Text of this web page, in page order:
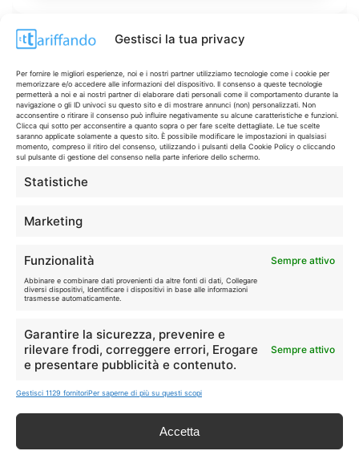
Gestisci la tua privacy
Per fornire le migliori esperienze, noi e i nostri partner utilizziamo tecnologie come i cookie per
memorizzare e/o accedere alle informazioni del dispositivo. Il consenso a queste tecnologie
permetterà a noi e ai nostri partner di elaborare dati personali come il comportamento durante la
navigazione o gli ID univoci su questo sito e di mostrare annunci (non) personalizzati. Non
acconsentire o ritirare il consenso può influire negativamente su alcune caratteristiche e funzioni.
Clicca qui sotto per acconsentire a quanto sopra o per fare scelte dettagliate. Le tue scelte
saranno applicate solamente a questo sito. È possibile modificare le impostazioni in qualsiasi
momento, compreso il ritiro del consenso, utilizzando i pulsanti della Cookie Policy o cliccando
sul pulsante di gestione del consenso nella parte inferiore dello schermo.
Statistiche
Marketing
Funzionalità Sempre attivo
Abbinare e combinare dati provenienti da altre fonti di dati, Collegare
diversi dispositivi, Identificare i dispositivi in base alle informazioni
trasmesse automaticamente.
Garantire la sicurezza, prevenire e
rilevare frodi, correggere errori, Erogare
e presentare pubblicità e contenuto.
Sempre attivo
Gestisci 1129 fornitoriPer saperne di più su questi scopi
Accetta
Disclaimer
I marchi citati appartengono ai rispettivi proprietari. Le offerte
segnalate possono subire variazioni: verifica sempre le condizioni
sui siti ufficiali.
guadagno dagli acquisti idonei.
Note Legali|Cookie Policy
Chi Siamo